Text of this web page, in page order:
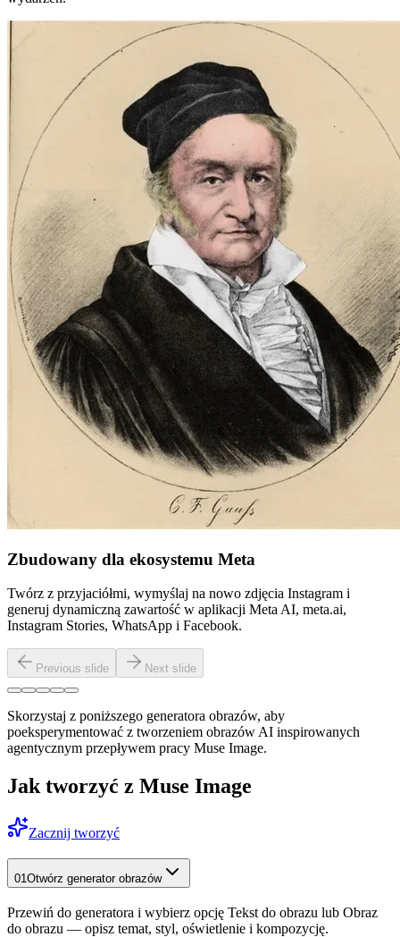
Zbudowany dla ekosystemu Meta
Twórz z przyjaciółmi, wymyślaj na nowo zdjęcia Instagram i
generuj dynamiczną zawartość w aplikacji Meta AI, meta.ai,
Instagram Stories, WhatsApp i Facebook.
Previous slide Next slide
Skorzystaj z poniższego generatora obrazów, aby
poeksperymentować z tworzeniem obrazów AI inspirowanych
agentycznym przepływem pracy Muse Image.
Jak tworzyć z Muse Image
Zacznij tworzyć
01 Otwórz generator obrazów
Przewiń do generatora i wybierz opcję Tekst do obrazu lub Obraz
do obrazu — opisz temat, styl, oświetlenie i kompozycję.